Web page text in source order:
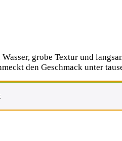
grobe Textur und
den Geschmack unter